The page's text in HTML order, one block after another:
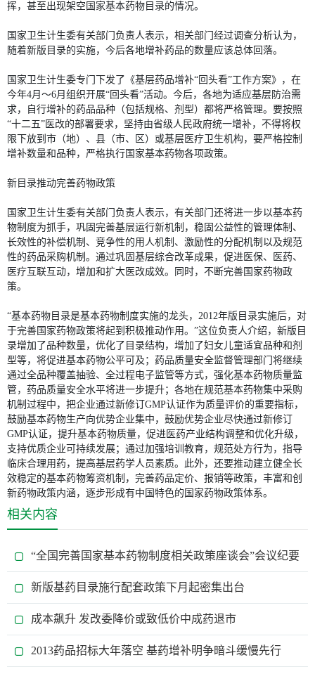
挥，甚至出现架空国家基本药物目录的情况。
国家卫生计生委有关部门负责人表示，相关部门经过调查分析认为，
随着新版目录的实施，今后各地增补药品的数量应该总体回落。
国家卫生计生委专门下发了《基层药品增补“回头看”工作方案》，在
今年4月～6月组织开展“回头看”活动。今后，各地为适应基层防治需
求，自行增补的药品品种（包括规格、剂型）都将严格管理。要按照
“十二五”医改的部署要求，坚持由省级人民政府统一增补，不得将权
限下放到市（地）、县（市、区）或基层医疗卫生机构，要严格控制
增补数量和品种，严格执行国家基本药物各项政策。
新目录推动完善药物政策
国家卫生计生委有关部门负责人表示，有关部门还将进一步以基本药
物制度为抓手，巩固完善基层运行新机制，稳固公益性的管理体制、
长效性的补偿机制、竞争性的用人机制、激励性的分配机制以及规范
性的药品采购机制。通过巩固基层综合改革成果，促进医保、医药、
医疗互联互动，增加和扩大医改成效。同时，不断完善国家药物政
策。
“基本药物目录是基本药物制度实施的龙头，2012年版目录实施后，对
于完善国家药物政策将起到积极推动作用。”这位负责人介绍，新版目
录增加了品种数量，优化了目录结构，增加了妇女儿童适宜品种和剂
型等，将促进基本药物公平可及；药品质量安全监督管理部门将继续
通过全品种覆盖抽验、全过程电子监管等方式，强化基本药物质量监
管，药品质量安全水平将进一步提升；各地在规范基本药物集中采购
机制过程中，把企业通过新修订GMP认证作为质量评价的重要指标，
鼓励基本药物生产向优势企业集中，鼓励优势企业尽快通过新修订
GMP认证，提升基本药物质量，促进医药产业结构调整和优化升级，
支持优质企业可持续发展；通过加强培训教育，规范处方行为，指导
临床合理用药，提高基层药学人员素质。此外，还要推动建立健全长
效稳定的基本药物筹资机制，完善药品定价、报销等政策，丰富和创
新药物政策内涵，逐步形成有中国特色的国家药物政策体系。
相关内容
“全国完善国家基本药物制度相关政策座谈会”会议纪要
新版基药目录施行配套政策下月起密集出台
成本飙升 发改委降价或致低价中成药退市
2013药品招标大年落空 基药增补明争暗斗缓慢先行